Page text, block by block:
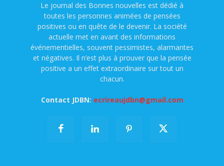
Le journal des Bonnes nouvelles est dédié à
toutes les personnes animées de pensées
positives ou en quête de le devenir. La société
actuelle met en avant des informations
événementielles, souvent pessimistes, alarmantes
et négatives. Il n’est plus à prouver que la pensée
positive a un effet extraordinaire sur tout un
chacun.
Contact JDBN: ecrireaujdbn@gmail.com